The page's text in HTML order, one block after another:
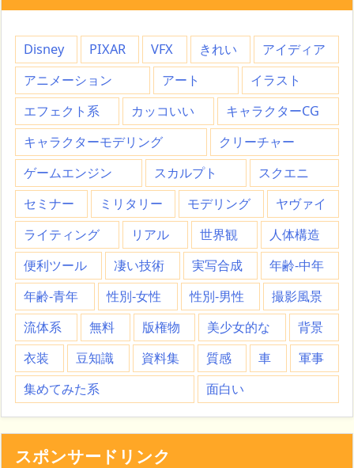
Disney PIXAR VFX きれい
アイディア
アニメーション
アート
イラスト
エフェクト系
カッコいい
キャラクターCG
キャラクターモデリング
クリーチャー
ゲームエンジン
スカルプト
スクエニ
セミナー
ミリタリー モデリング
ヤヴァイ
ライティング
リアル 世界観
人体構造
便利ツール
凄い技術 実写合成
年齢-中年
年齢-青年
性別-女性 性別-男性
撮影風景
流体系
無料 版権物 美少女的な
背景
衣装
豆知識 資料集 質感 車
軍事
集めてみた系
面白い
スポンサードリンク